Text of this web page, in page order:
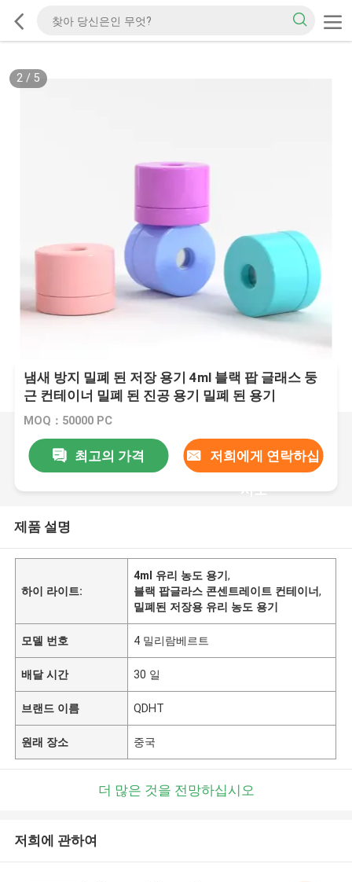
2/ 5
냄새 방지 밀폐 된 저장 용기 4ml 블랙 팝 글래스 둥
근 컨테이너 밀폐 된 진공 용기 밀폐 된 용기
MOQ：50000 PC
최고의 가격 저희에게 연락하십
시오
제품 설명
하이 라이트:
4ml 유리 농도 용기,
블랙 팝글라스 콘센트레이트 컨테이너,
밀폐된 저장용 유리 농도 용기
모델 번호 4 밀리람베르트
배달 시간 30 일
브랜드 이름 QDHT
원래 장소 중국
더 많은 것을 전망하십시오
저희에 관하여